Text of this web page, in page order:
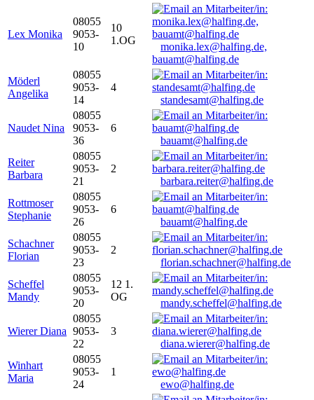
Lex Monika
08055
9053-
10
10
1.OG
monika.lex@halfing.de,
bauamt@halfing.de
Möderl
Angelika
08055
9053-
14
4
standesamt@halfing.de
Naudet Nina
08055
9053-
36
6
bauamt@halfing.de
Reiter
Barbara
08055
9053-
21
2
barbara.reiter@halfing.de
Rottmoser
Stephanie
08055
9053-
26
6
bauamt@halfing.de
Schachner
Florian
08055
9053-
23
2
florian.schachner@halfing.de
Scheffel
Mandy
08055
9053-
20
12 1.
OG
mandy.scheffel@halfing.de
Wierer Diana
08055
9053-
22
3
diana.wierer@halfing.de
Winhart
Maria
08055
9053-
24
1
ewo@halfing.de